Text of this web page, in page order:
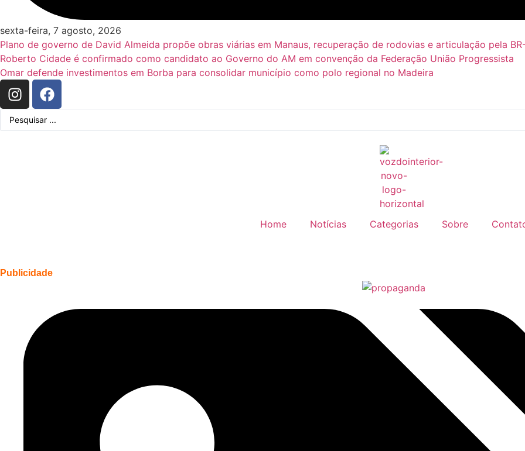
sexta-feira, 7 agosto, 2026
Plano de governo de David Almeida propõe obras viárias em Manaus, recuperação de rodovias e articulação pela
Roberto Cidade é confirmado como candidato ao Governo do AM em convenção da Federação União Progressista
Omar defende investimentos em Borba para consolidar município como polo regional no Madeira
Home Notícias Categorias Sobre
Publicidade